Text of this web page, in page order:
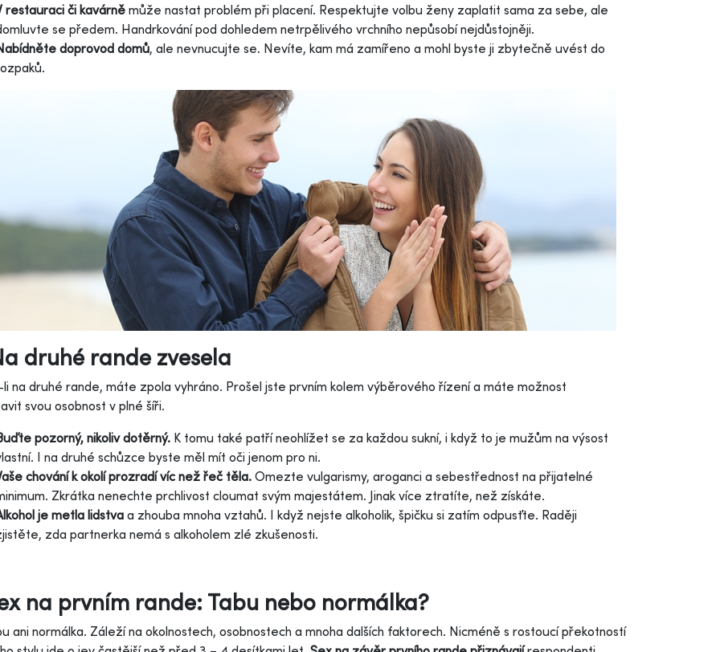
restauraci či kavárně může nastat problém při placení. Respektujte volbu ženy zaplatit sama za sebe, ale
se předem. Handrkování pod dohledem netrpělivého vrchního nepůsobí nejdůstojněji.
doprovod domů, ale nevnucujte se. Nevíte, kam má zamířeno a mohl byste ji zbytečně uvést do
druhé rande zvesela
na druhé rande, máte zpola vyhráno. Prošel jste prvním kolem výběrového řízení a máte možnost
svou osobnost v plné šíři.
pozorný, nikoliv dotěrný. K tomu také patří neohlížet se za každou sukní, i když to je mužům na výsost
I na druhé schůzce byste měl mít oči jenom pro ni.
chování k okolí prozradí víc než řeč těla. Omezte vulgarismy, aroganci a sebestřednost na přijatelné
Zkrátka nenechte prchlivost cloumat svým majestátem. Jinak více ztratíte, než získáte.
je metla lidstva a zhouba mnoha vztahů. I když nejste alkoholik, špičku si zatím odpusťte. Raději
zda partnerka nemá s alkoholem zlé zkušenosti.
na prvním rande: Tabu nebo normálka?
ani normálka. Záleží na okolnostech, osobnostech a mnoha dalších faktorech. Nicméně s rostoucí překotností